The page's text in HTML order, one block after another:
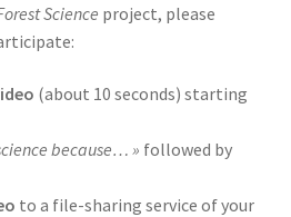
Science project, please
(about 10 seconds) starting
because… » followed by
to a file-sharing service of your